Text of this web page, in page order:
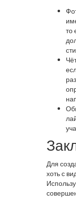
то
Для
хоть с